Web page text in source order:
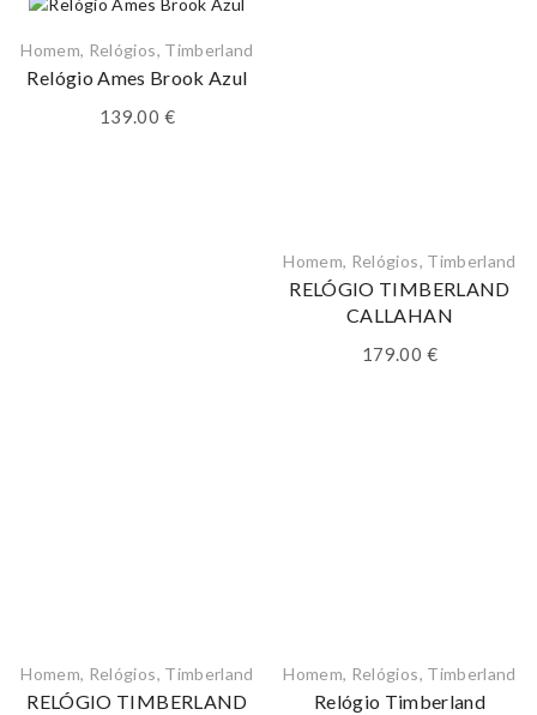
Homem, Relógios, Timberland
Relógio Ames Brook Azul
139.00 €
Homem, Relógios, Timberland
RELÓGIO TIMBERLAND
CALLAHAN
179.00 €
Homem, Relógios, Timberland
RELÓGIO TIMBERLAND
Homem, Relógios, Timberland
Relógio Timberland